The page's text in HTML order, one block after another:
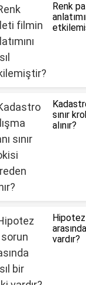
Renk
sınır
alınır?
vardır?